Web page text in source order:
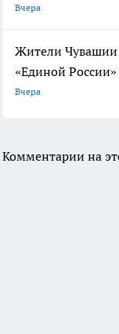
Вчера
Жители Чувашии
«Единой
Вчера
Комментарии на